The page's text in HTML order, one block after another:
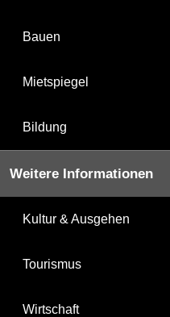
Bauen
Mietspiegel
Bildung
Weitere Informationen
Kultur & Ausgehen
Tourismus
Wirtschaft